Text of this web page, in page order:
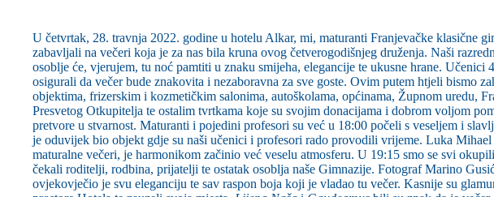
U četvrtak, 28. travnja 2022. godine u hotelu Alkar, mi, maturanti Franjevačke klasične
zabavljali na večeri koja je za nas bila kruna ovog četverogodišnjeg druženja. Naši
osoblje će, vjerujem, tu noć pamtiti u znaku smijeha, elegancije te ukusne hrane.
osigurali da večer bude znakovita i nezaboravna za sve goste. Ovim putem htjeli bismo
objektima, frizerskim i kozmetičkim salonima, autoškolama, općinama, Župnom uredu,
Presvetog Otkupitelja te ostalim tvrtkama koje su svojim donacijama i dobrom voljom
pretvore u stvarnost. Maturanti i pojedini profesori su već u 18:00 počeli s veseljem i
je oduvijek bio objekt gdje su naši učenici i profesori rado provodili vrijeme. Luka
maturalne večeri, je harmonikom začinio već veselu atmosferu. U 19:15 smo se svi
čekali roditelji, rodbina, prijatelji te ostatak osoblja naše Gimnazije. Fotograf Marino
ovjekovječio je svu eleganciju te sav raspon boja koji je vladao tu večer. Kasnije su